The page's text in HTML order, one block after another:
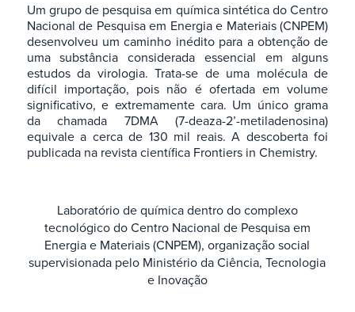
Um grupo de pesquisa em química sintética do Centro
Nacional de Pesquisa em Energia e Materiais (CNPEM)
desenvolveu um caminho inédito para a obtenção de
uma substância considerada essencial em alguns
estudos da virologia. Trata-se de uma molécula de
difícil importação, pois não é ofertada em volume
significativo, e extremamente cara. Um único grama
da chamada 7DMA (7-deaza-2’-metiladenosina)
equivale a cerca de 130 mil reais. A descoberta foi
publicada na revista científica Frontiers in Chemistry.
Laboratório de química dentro do complexo
tecnológico do Centro Nacional de Pesquisa em
Energia e Materiais (CNPEM), organização social
supervisionada pelo Ministério da Ciência, Tecnologia
e Inovação